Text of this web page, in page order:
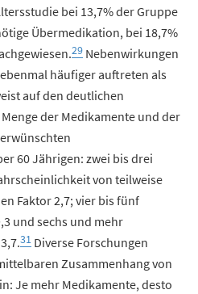
bei 13,7% der Gruppe
Übermedikation, bei 18,7%
29 Nebenwirkungen
häufiger auftreten als
auf den deutlichen
der Medikamente und der
60 Jährigen: zwei bis drei
von teilweise
Faktor 2,7; vier bis fünf
und sechs und mehr
31 Diverse Forschungen
Zusammenhang von
Je mehr Medikamente, desto